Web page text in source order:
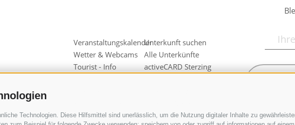
Technologien. Diese Hilfsmittel sind unerlässlich, um die Nutzung digitaler Inhalte zu
Veranstaltungskalender
Wetter & Webcams
Tourist - Info
Downloads
Unterkunft suchen
Alle Unterkünfte
activeCARD Sterzing
Pfitsch